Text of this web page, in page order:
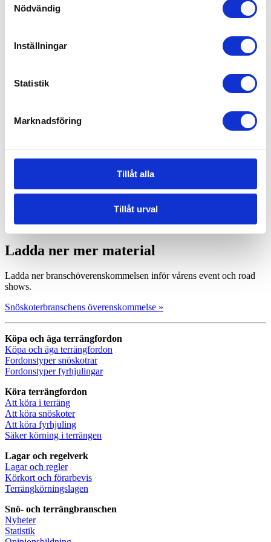
Nödvändig
Inställningar
Statistik
Marknadsföring
Tillåt alla
Tillåt urval
tenderar till att skapa folksamlingar och dels för att myndigheternas
regelverk är skarpare vad gäller just matservering. Alkohol serveras
Toaletter mm.
som gäller vid toalettbesök. Generösa möjligheter till att tvätta
händer och att sprita dem ska finnas.
Snöskoteråkning är en utomhusaktivitet. Även om värmen kan ha
handskar på sig under hela aktiviteten/besöket.
Information och skyltar
Regler, lagar och rekommendationer rörande Covid-19 är många
och ibland svårtydda. Arrangörerna rekommenderas därför att skapa
tydliga instruktioner på lika tydliga och stora skyltar runt om
arrangörsområdet.
Ladda ner mer material
Ladda ner branschöverenskommelsen inför vårens event och road
shows.
Snöskoterbranschens överenskommelse »
Köpa och äga terrängfordon
Köpa och äga terrängfordon
Fordonstyper snöskotrar
Fordonstyper fyrhjulingar
Köra terrängfordon
Att köra i terräng
Att köra snöskoter
Att köra fyrhjuling
Säker körning i terrängen
Lagar och regelverk
Lagar och regler
Körkort och förarbevis
Terrängkörningslagen
Snö- och terrängbranschen
Nyheter
Statistik